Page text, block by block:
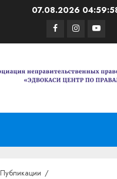
07.08.2026
Facebook
Instagram
Публикации